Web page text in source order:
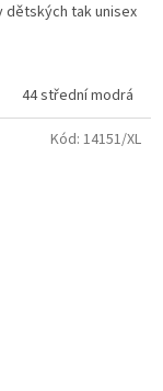
dětských tak unisex
44 střední modrá
Kód: 14151/XL